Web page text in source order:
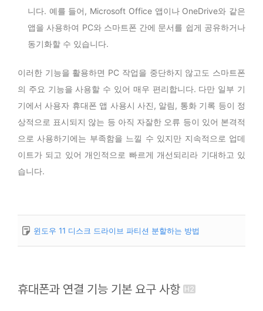
니다. 예를 들어, Microsoft Office 앱이나 OneDrive와 같은
앱을 사용하여 PC와 스마트폰 간에 문서를 쉽게 공유하거나
동기화할 수 있습니다.
이러한 기능을 활용하면 PC 작업을 중단하지 않고도 스마트폰
의 주요 기능을 사용할 수 있어 매우 편리합니다. 다만 일부 기
기에서 사용자 휴대폰 앱 사용시 사진, 알림, 통화 기록 등이 정
상적으로 표시되지 않는 등 아직 자잘한 오류 등이 있어 본격적
으로 사용하기에는 부족함을 느낄 수 있지만 지속적으로 업데
이트가 되고 있어 개인적으로 빠르게 개선되리라 기대하고 있
습니다.
윈도우 11 디스크 드라이브 파티션 분할하는 방법
휴대폰과 연결 기능 기본 요구 사항